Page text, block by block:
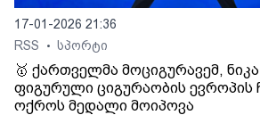
17-01-2026 21:36
RSS
• სპორტი
🥇 ქართველმა მოციგურავემ, ნიკა
ფიგურული ციგურაობის ევროპის
ოქროს მედალი მოიპოვა